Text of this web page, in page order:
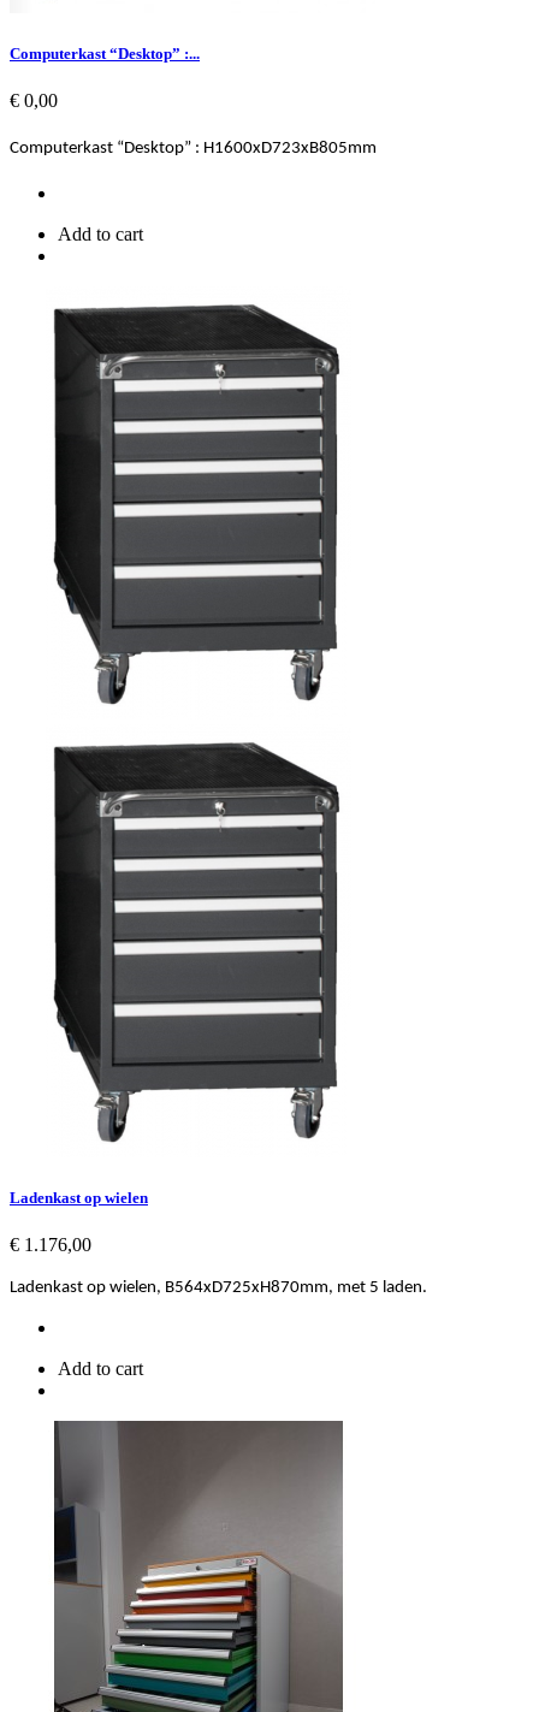
Computerkast “Desktop” :...
Prijs
€ 0,00
Computerkast “Desktop” : H1600xD723xB805mm
Add to cart
Ladenkast op wielen
Prijs
€ 1.176,00
Ladenkast op wielen, B564xD725xH870mm, met 5 laden.
Add to cart